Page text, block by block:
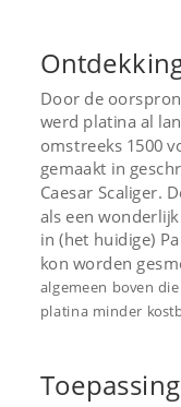
Door de
werd platina al
omstreeks 1500
gemaakt in
Caesar Scaliger.
als een
in (het huidige)
kon worden
algemeen boven
platina minder